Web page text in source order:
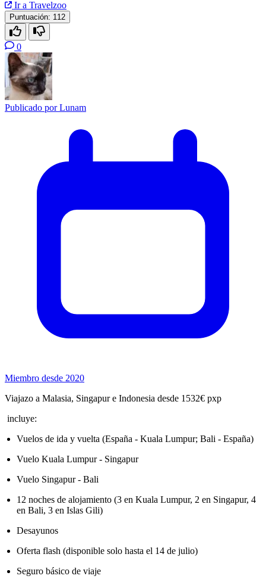
Ir a Travelzoo
Puntuación: 112
0
Publicado porLunam
Miembro desde 2020
Viajazo a Malasia, Singapur e Indonesia desde 1532€ pxp
incluye:
Vuelos de ida y vuelta (España - Kuala Lumpur; Bali - España)
Vuelo Kuala Lumpur - Singapur
Vuelo Singapur - Bali
12 noches de alojamiento (3 en Kuala Lumpur, 2 en Singapur, 4
en Bali, 3 en Islas Gili)
Desayunos
Oferta flash (disponible solo hasta el 14 de julio)
Seguro básico de viaje